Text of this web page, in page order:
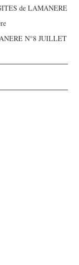
de LAMANERE
N°8 JUILLET